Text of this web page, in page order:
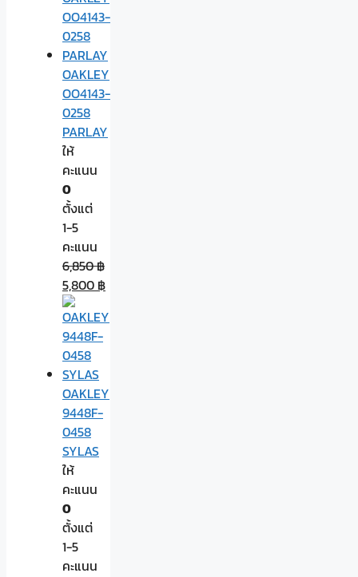
OAKLEY
OO4143-
0258
PARLAY
ให้
คะแนน
0
ตั้งแต่
1-5
คะแนน
6,850฿
5,800 ฿
OAKLEY
9448F-
0458
SYLAS
ให้
คะแนน
0
ตั้งแต่
1-5
คะแนน